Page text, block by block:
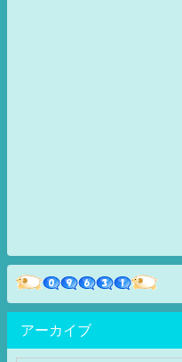
アーカイブ